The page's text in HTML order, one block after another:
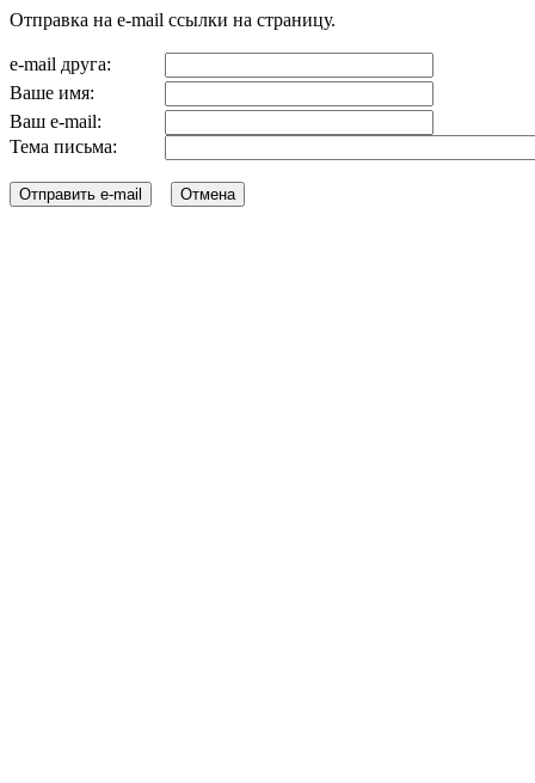
Отправка на e-mail ссылки на страницу.
e-mail друга:
Ваше имя:
Ваш e-mail:
Тема письма: